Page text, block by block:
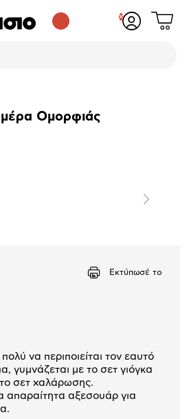
Δες
Ομορφιάς
Επόμενο
Εκτύπωσέ το
να περιποιείται τον εαυτό
γυμνάζεται με το σετ γιόγκα
σετ χαλάρωσης.
απαραίτητα αξεσουάρ για